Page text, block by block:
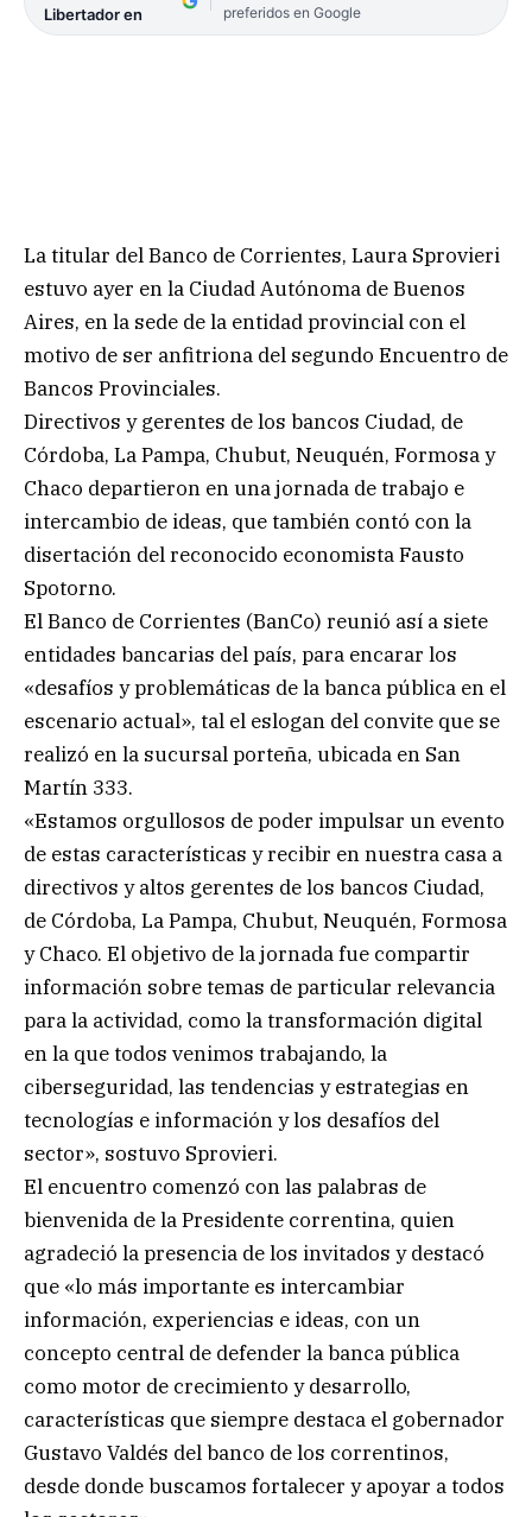
Libertador en
preferidos en Google
La titular del Banco de Corrientes, Laura Sprovieri
estuvo ayer en la Ciudad Autónoma de Buenos
Aires, en la sede de la entidad provincial con el
motivo de ser anfitriona del segundo Encuentro de
Bancos Provinciales.
Directivos y gerentes de los bancos Ciudad, de
Córdoba, La Pampa, Chubut, Neuquén, Formosa y
Chaco departieron en una jornada de trabajo e
intercambio de ideas, que también contó con la
disertación del reconocido economista Fausto
Spotorno.
El Banco de Corrientes (BanCo) reunió así a siete
entidades bancarias del país, para encarar los
«desafíos y problemáticas de la banca pública en el
escenario actual», tal el eslogan del convite que se
realizó en la sucursal porteña, ubicada en San
Martín 333.
«Estamos orgullosos de poder impulsar un evento
de estas características y recibir en nuestra casa a
directivos y altos gerentes de los bancos Ciudad,
de Córdoba, La Pampa, Chubut, Neuquén, Formosa
y Chaco. El objetivo de la jornada fue compartir
información sobre temas de particular relevancia
para la actividad, como la transformación digital
en la que todos venimos trabajando, la
ciberseguridad, las tendencias y estrategias en
tecnologías e información y los desafíos del
sector», sostuvo Sprovieri.
El encuentro comenzó con las palabras de
bienvenida de la Presidente correntina, quien
agradeció la presencia de los invitados y destacó
que «lo más importante es intercambiar
información, experiencias e ideas, con un
concepto central de defender la banca pública
como motor de crecimiento y desarrollo,
características que siempre destaca el gobernador
Gustavo Valdés del banco de los correntinos,
desde donde buscamos fortalecer y apoyar a todos